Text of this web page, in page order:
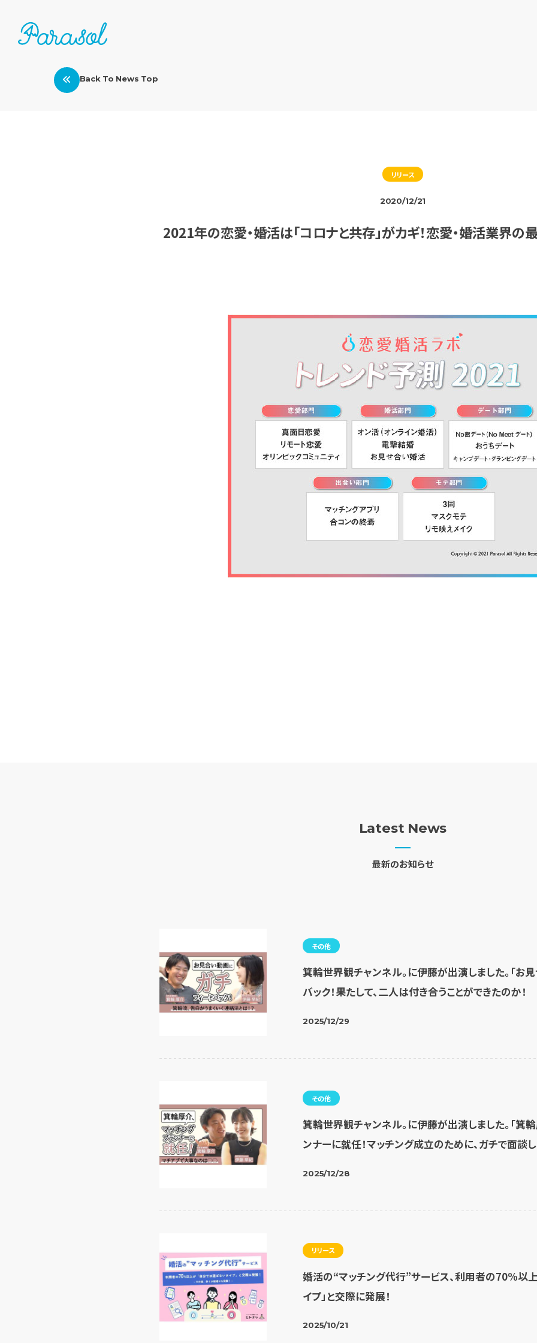
Back To News Top
リリース
2020/12/21
2021年の恋愛・婚活は「コロナと共存」がカギ！恋愛・婚活業界の
Latest News
最新のお知らせ
その他
箕輪世界観チャンネル。に伊藤が出演しました。「お
バック！果たして、二人は付き合うことができたのか！
2025/12/29
その他
箕輪世界観チャンネル。に伊藤が出演しました。「箕
ンナーに就任！マッチング成立のために、ガチで面談し
2025/12/28
リリース
婚活の“マッチング代行”サービス、利用者の70%以
イプ」と交際に発展！
2025/10/21